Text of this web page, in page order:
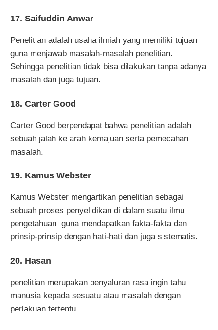
17. Saifuddin Anwar
Penelitian adalah usaha ilmiah yang memiliki tujuan
guna menjawab masalah-masalah penelitian.
Sehingga penelitian tidak bisa dilakukan tanpa adanya
masalah dan juga tujuan.
18. Carter Good
Carter Good berpendapat bahwa penelitian adalah
sebuah jalah ke arah kemajuan serta pemecahan
masalah.
19. Kamus Webster
Kamus Webster mengartikan penelitian sebagai
sebuah proses penyelidikan di dalam suatu ilmu
pengetahuan guna mendapatkan fakta-fakta dan
prinsip-prinsip dengan hati-hati dan juga sistematis.
20. Hasan
penelitian merupakan penyaluran rasa ingin tahu
manusia kepada sesuatu atau masalah dengan
perlakuan tertentu.